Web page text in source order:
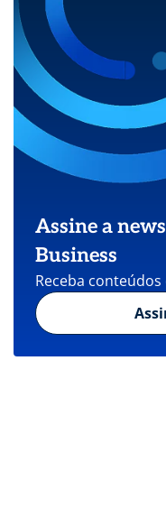
Assine a
Business
Receba